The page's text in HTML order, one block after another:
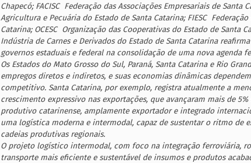
Chapecó; FACISC  Federação das Associações Empresariais de Santa
Agricultura e Pecuária do Estado de Santa Catarina; FIESC 
Catarina; OCESC  Organização das Cooperativas do Estado de Santa
Indústria de Carnes e Derivados do Estado de Santa Catarina
governos estaduais e federal na consolidação de uma nova agenda
Os Estados do Mato Grosso do Sul, Paraná, Santa Catarina e Rio
empregos diretos e indiretos, e suas economias dinâmicas
competitivo. Santa Catarina, por exemplo, registra atualmente a
crescimento expressivo nas exportações, que avançaram mais de
produtivo catarinense, amplamente exportador e integrado
uma logística moderna e intermodal, capaz de sustentar o ritmo de
cadeias produtivas regionais.
O projeto logístico intermodal, com foco na integração ferroviária,
transporte mais eficiente e sustentável de insumos e produtos